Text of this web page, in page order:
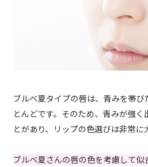
ブルベ夏タイプの唇は、青みを帯
とんどです。そのため、青みが強
とがあり、リップの色選びは非常に
ブルベ夏さんの唇の色を考慮して